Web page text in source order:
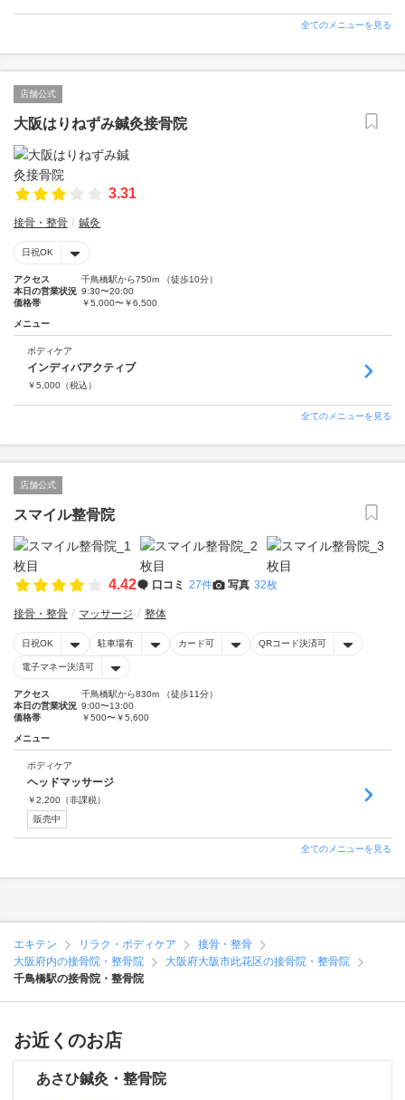
全てのメニューを見る
店舗公式
大阪はりねずみ鍼灸接骨院
3.31
接骨・整骨 鍼灸
日祝OK
アクセス
千鳥橋駅から750m （徒歩10分）
本日の営業状況 9:30〜20:00
価格帯
￥5,000〜￥6,500
メニュー
ボディケア
インディバアクティブ
￥5,000 （税込）
全てのメニューを見る
店舗公式
スマイル整骨院
4.42 口コミ 27件 写真 32枚
接骨・整骨 マッサージ 整体
日祝OK 駐車場有 カード可 QRコード決済可
電子マネー決済可
アクセス
千鳥橋駅から830m （徒歩11分）
本日の営業状況 9:00〜13:00
価格帯
￥500〜￥5,600
メニュー
ボディケア
ヘッドマッサージ
￥2,200 （非課税）
販売中
全てのメニューを見る
エキテン リラク・ボディケア
接骨・整骨
大阪府内の接骨院・整骨院
大阪府大阪市此花区の接骨院・整骨院
千鳥橋駅の接骨院・整骨院
お近くのお店
あさひ鍼灸・整骨院